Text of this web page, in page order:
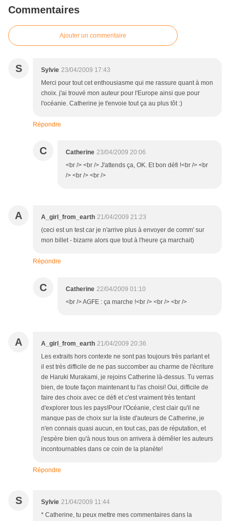
Commentaires
Ajouter un commentaire
S Sylvie 23/04/2009 17:43
Merci pour tout cet enthousiasme qui me rassure quant à mon
choix. j'ai trouvé mon auteur pour l'Europe ainsi que pour
l'océanie. Catherine je t'envoie tout ça au plus tôt :)
Répondre
C Catherine 23/04/2009 20:06
<br /> <br /> J'attends ça, OK. Et bon défi !<br /> <br
/> <br /> <br />
A A_girl_from_earth 21/04/2009 21:23
(ceci est un test car je n'arrive plus à envoyer de comm' sur
mon billet - bizarre alors que tout à l'heure ça marchait)
Répondre
C Catherine 22/04/2009 01:10
<br /> AGFE : ça marche !<br /> <br /> <br />
A A_girl_from_earth 21/04/2009 20:36
Les extraits hors contexte ne sont pas toujours très parlant et
il est très difficile de ne pas succomber au charme de l'écriture
de Haruki Murakami, je rejoins Catherine là-dessus. Tu verras
bien, de toute façon maintenant tu l'as choisi! Oui, difficile de
faire des choix avec ce défi et c'est vraiment très tentant
d'explorer tous les pays!Pour l'Océanie, c'est clair qu'il ne
manque pas de choix sur la liste d'auteurs de Catherine, je
n'en connais quasi aucun, en tout cas, pas de réputation, et
j'espère bien qu'à nous tous on arrivera à démêler les auteurs
incontournables dans ce coin de la planète!
Répondre
S Sylvie 21/04/2009 11:44
* Catherine, tu peux mettre mes commentaires dans la